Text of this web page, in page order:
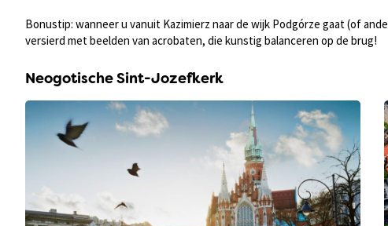
Bonustip: wanneer u vanuit Kazimierz naar de wijk Podgórze gaat (of
versierd met beelden van acrobaten, die kunstig balanceren op de brug!
Neogotische Sint-Jozefkerk